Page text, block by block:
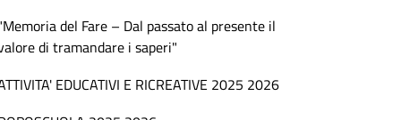
del Fare – Dal passato al presente il
di tramandare i saperi"
EDUCATIVI E RICREATIVE 2025 2026